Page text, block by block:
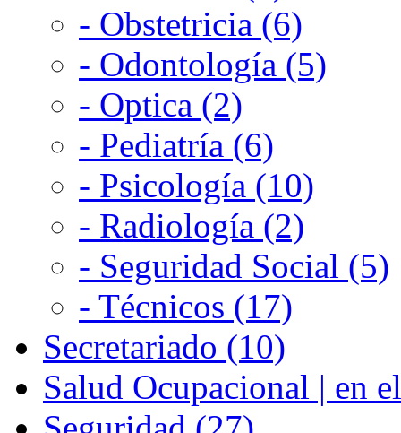
- Obstetricia (6)
- Odontología (5)
- Optica (2)
- Pediatría (6)
- Psicología (10)
- Radiología (2)
- Seguridad Social (5)
- Técnicos (17)
Secretariado (10)
Salud Ocupacional | en